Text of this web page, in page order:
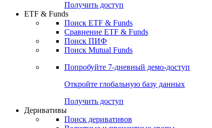
Получить доступ
ETF & Funds
Поиск ETF & Funds
Сравнение ETF & Funds
Поиск ПИФ
Поиск Mutual Funds
Попробуйте 7-дневный демо-доступ
Откройте глобальную базу данных
Получить доступ
Деривативы
Поиск деривативов